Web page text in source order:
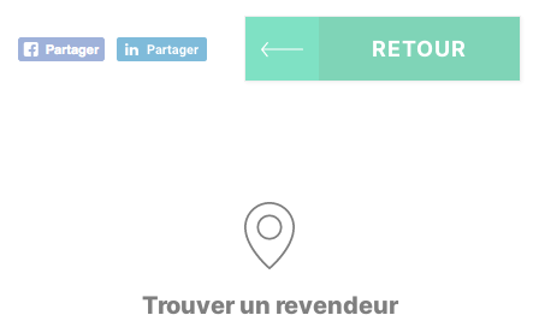
RETOUR
Trouver un revendeur